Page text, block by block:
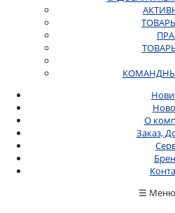
О
Заказ,
☰ Меню